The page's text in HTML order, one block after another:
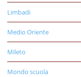
Limbadi
Medio Oriente
Mileto
Mondo scuola